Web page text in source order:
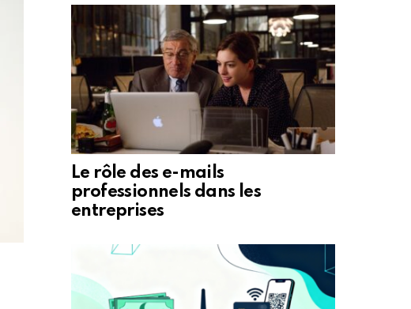
Le rôle des e-mails
professionnels dans les
entreprises